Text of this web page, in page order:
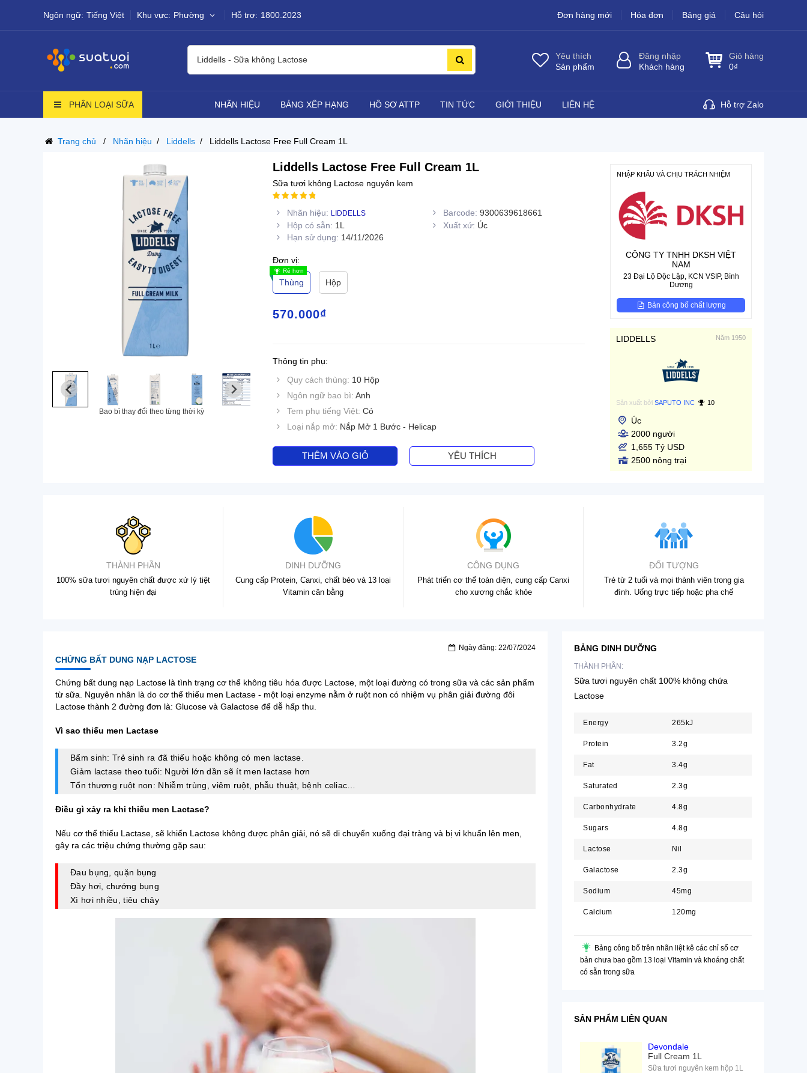
Ngôn ngữ: Tiếng Việt Khu vực: Phường Hỗ trợ: 1800.2023 Đơn hàng mới Hóa đơn Bảng giá Câu hỏi
Liddells - Sữa không Lactose
Yêu thích
Sản phẩm
Đăng nhập
Khách hàng
Giỏ hàng
0₫
PHÂN LOẠI SỮA NHÃN HIỆU BẢNG XẾP HẠNG HỒ SƠ ATTP TIN TỨC GIỚI THIỆU LIÊN HỆ Hỗ trợ Zalo
Trang chủ Nhãn hiệu Liddells Liddells Lactose Free Full Cream 1L
Bao bì thay đổi theo từng thời kỳ
Liddells Lactose Free Full Cream 1L
Sữa tươi không Lactose nguyên kem
Nhãn hiệu: LIDDELLS Barcode: 9300639618661
Hộp có sẵn: 1L Xuất xứ: Úc
Hạn sử dụng: 14/11/2026
Đơn vị:
Rẻ hơn
Thùng Hộp
570.000₫
Thông tin phụ:
Quy cách thùng: 10 Hộp
Ngôn ngữ bao bì: Anh
Tem phụ tiếng Việt: Có
Loại nắp mở: Nắp Mở 1 Bước - Helicap
THÊM VÀO GIỎ YÊU THÍCH
NHẬP KHẨU VÀ CHỊU TRÁCH NHIỆM
CÔNG TY TNHH DKSH VIỆT
NAM
23 Đại Lộ Độc Lập, KCN VSIP, Bình
Dương
Bản công bố chất lượng
LIDDELLS Năm 1950
Sản xuất bởi SAPUTO INC 10
Úc
2000 người
1,655 Tỷ USD
2500 nông trại
THÀNH PHẦN
100% sữa tươi nguyên chất được xử lý tiệt
trùng hiện đại
DINH DƯỠNG
Cung cấp Protein, Canxi, chất béo và 13 loại
Vitamin cân bằng
CÔNG DỤNG
Phát triển cơ thể toàn diện, cung cấp Canxi
cho xương chắc khỏe
ĐỐI TƯỢNG
Trẻ từ 2 tuổi và mọi thành viên trong gia
đình. Uống trực tiếp hoặc pha chế
Ngày đăng: 22/07/2024
CHỨNG BẤT DUNG NẠP LACTOSE
Chứng bất dung nạp Lactose là tình trạng cơ thể không tiêu hóa được Lactose, một loại đường có trong sữa và các sản phẩm
từ sữa. Nguyên nhân là do cơ thể thiếu men Lactase - một loại enzyme nằm ở ruột non có nhiệm vụ phân giải đường đôi
Lactose thành 2 đường đơn là: Glucose và Galactose để dễ hấp thu.
Vì sao thiếu men Lactase
Bẩm sinh: Trẻ sinh ra đã thiếu hoặc không có men lactase.
Giảm lactase theo tuổi: Người lớn dần sẽ ít men lactase hơn
Tổn thương ruột non: Nhiễm trùng, viêm ruột, phẫu thuật, bệnh celiac…
Điều gì xảy ra khi thiếu men Lactase?
Nếu cơ thể thiếu Lactase, sẽ khiến Lactose không được phân giải, nó sẽ di chuyển xuống đại tràng và bị vi khuẩn lên men,
gây ra các triệu chứng thường gặp sau:
Đau bụng, quặn bụng
Đầy hơi, chướng bụng
Xì hơi nhiều, tiêu chảy
BẢNG DINH DƯỠNG
THÀNH PHẦN:
Sữa tươi nguyên chất 100% không chứa
Lactose
Energy 265kJ
Protein 3.2g
Fat 3.4g
Saturated 2.3g
Carbonhydrate 4.8g
Sugars 4.8g
Lactose Nil
Galactose 2.3g
Sodium 45mg
Calcium 120mg
Bảng công bố trên nhãn liệt kê các chỉ số cơ
bản chưa bao gồm 13 loại Vitamin và khoáng chất
có sẵn trong sữa
SẢN PHẨM LIÊN QUAN
Devondale
Full Cream 1L
Sữa tươi nguyên kem hộp 1L